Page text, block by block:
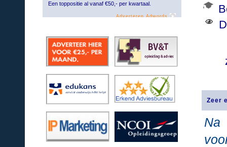
Een toppositie al vanaf €50,- per kwartaal.
Adverteren Adwords.
Zeer
Na